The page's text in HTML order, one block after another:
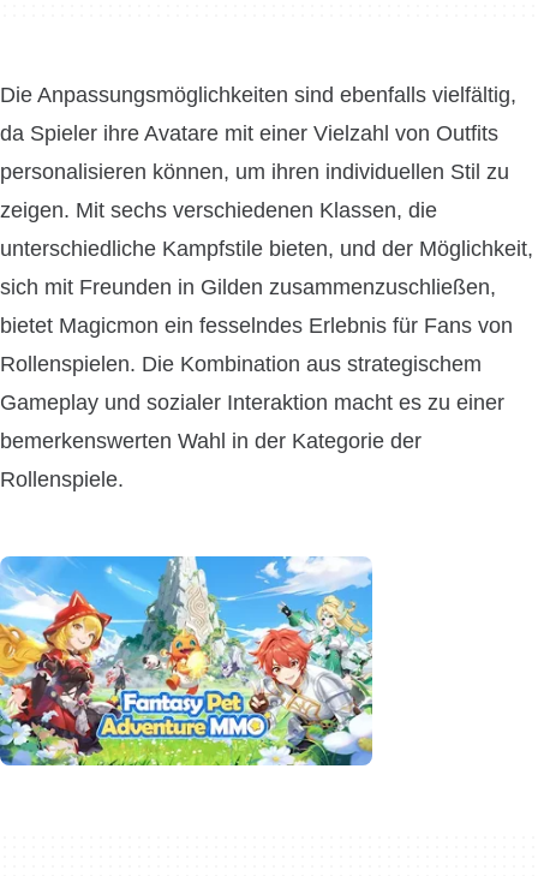
Die Anpassungsmöglichkeiten sind ebenfalls vielfältig,
da Spieler ihre Avatare mit einer Vielzahl von Outfits
personalisieren können, um ihren individuellen Stil zu
zeigen. Mit sechs verschiedenen Klassen, die
unterschiedliche Kampfstile bieten, und der Möglichkeit,
sich mit Freunden in Gilden zusammenzuschließen,
bietet Magicmon ein fesselndes Erlebnis für Fans von
Rollenspielen. Die Kombination aus strategischem
Gameplay und sozialer Interaktion macht es zu einer
bemerkenswerten Wahl in der Kategorie der
Rollenspiele.